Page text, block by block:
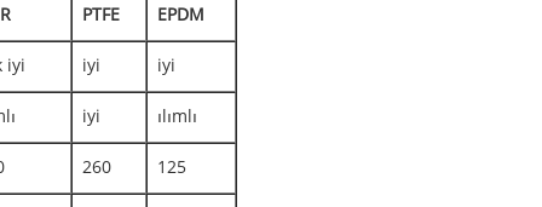
PTFE EPDM
iyi iyi iyi
iyi ılımlı
260 125